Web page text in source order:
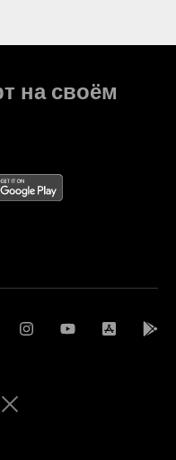
на своём